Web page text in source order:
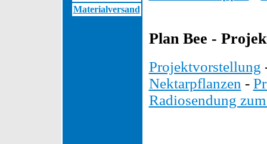
Materialversand
Plan Bee -
Projektvorstellung
Nektarpflanzen -
Radiosendung